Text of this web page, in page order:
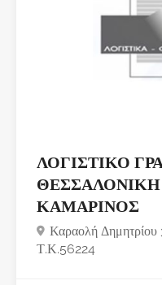
ΛΟΓΙΣΤΙΚΟ
ΚΑΜΑΡΙΝΟΣ
Καραολή
Τ.Κ.56224